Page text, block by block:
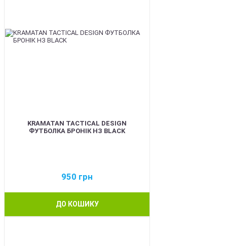
KRAMATAN TACTICAL DESIGN
ФУТБОЛКА БРОНІК НЗ BLACK
950 грн
ДО КОШИКУ